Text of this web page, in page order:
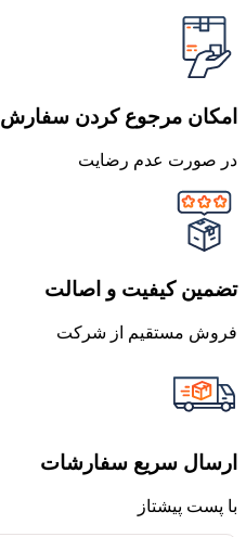
امکان مرجوع کردن سفارش
در صورت عدم رضایت
تضمین کیفیت و اصالت
فروش مستقیم از شرکت
ارسال سریع سفارشات
با پست پیشتاز